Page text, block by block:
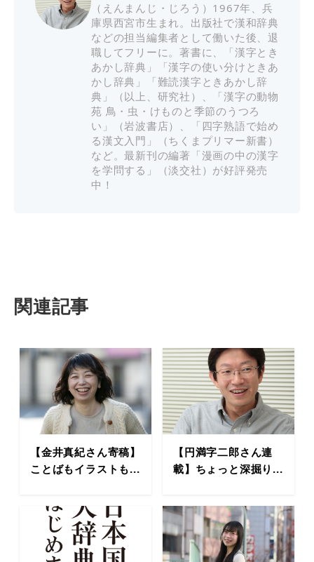
（えんまんじ・じろう）1967年、兵
庫県西宮市生まれ。出版社で漢和辞典
などの担当編集者として働いた後、退
職してフリーに。著書に、「漢字とき
あかし辞典」「漢字の使い分けときあ
かし辞典」「難読漢字ときあかし辞
典」（以上、研究社）、「漢字の動物
苑 鳥・虫・けものと季節のうつろ
い」（岩波書店）、「四字熟語で始め
る漢文入門」（ちくまプリマー新書）
など。最新刊の編著「漫画の中の漢字
を学問する」（淡交社）が好評発売
中！
関連記事
【金井真紀さん寄稿】
ことばもイラストも...
【円満字二郎さん連
載】ちょっと深掘り...